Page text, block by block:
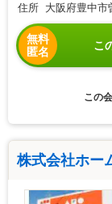
住所 大阪府豊中市
無料
匿名
こ
この
株式会社ホー